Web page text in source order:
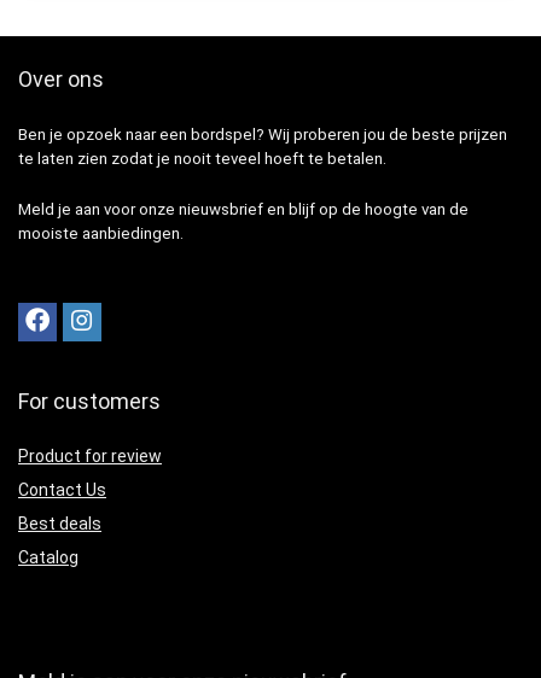
Over ons
Ben je opzoek naar een bordspel? Wij proberen jou de beste prijzen
te laten zien zodat je nooit teveel hoeft te betalen.
Meld je aan voor onze nieuwsbrief en blijf op de hoogte van de
mooiste aanbiedingen.
For customers
Product for review
Contact Us
Best deals
Catalog